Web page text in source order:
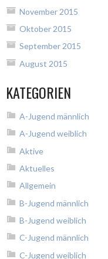
November 2015
Oktober 2015
September 2015
August 2015
KATEGORIEN
A-Jugend männlich
A-Jugend weiblich
Aktive
Aktuelles
Allgemein
B-Jugend männlich
B-Jugend weiblich
C-Jugend männlich
C-Jugend weiblich